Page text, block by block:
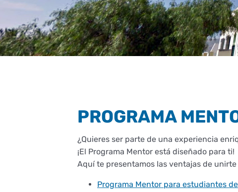
PROGRAMA
¿Quieres ser parte de una experiencia
¡El Programa Mentor está diseñado para ti!
Aquí te presentamos las ventajas de
Programa Mentor para estudiantes